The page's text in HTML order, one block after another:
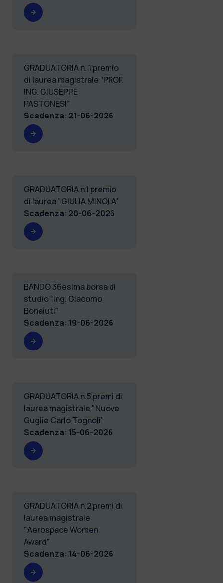
GRADUATORIA n. 1 premio
di laurea magistrale “PROF.
ING. GIUSEPPE
PASTONESI”
Scadenza: 21-06-2026
GRADUATORIA n.1 premio
di laurea "GIULIA MINOLA"
Scadenza: 20-06-2026
BANDO 36esima borsa di
studio “Ing. Giacomo
Bonaiuti"
Scadenza: 19-06-2026
GRADUATORIA n.5 premi di
laurea magistrale "Nuove
Guglie Carlo Tognoli"
Scadenza: 15-06-2026
GRADUATORIA n.2 premi di
laurea magistrale
"Aerospace Women
Award"
Scadenza: 14-06-2026